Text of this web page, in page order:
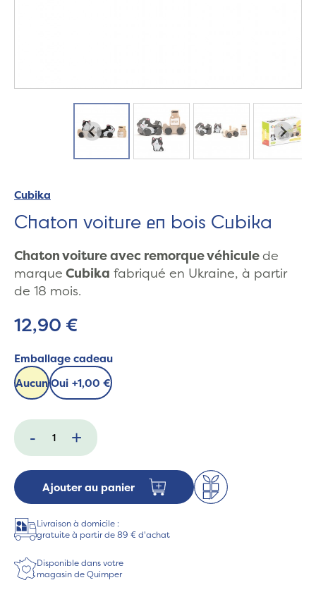
Cubika
Chaton voiture en bois Cubika
Chaton voiture avec remorque véhiculede
marque Cubika fabriqué en Ukraine, à partir
de 18 mois.
12,90 €
Emballage cadeau
AucunOui +1,00 €
- +
Ajouter au panier
Livraison à domicile :
gratuite à partir de 89 € d'achat
Disponible dans votre
magasin de Quimper